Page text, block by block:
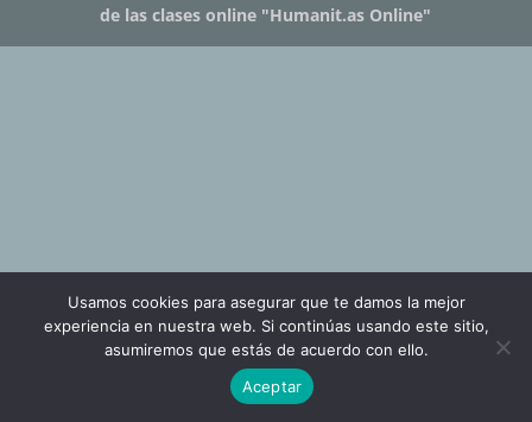
de las clases online "Humanit.as Online"
Usamos cookies para asegurar que te damos la mejor
experiencia en nuestra web. Si continúas usando este sitio,
asumiremos que estás de acuerdo con ello.
Aceptar